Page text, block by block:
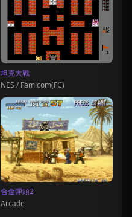
坦克大戰
NES / Famicom(FC)
合金彈頭2
Arcade